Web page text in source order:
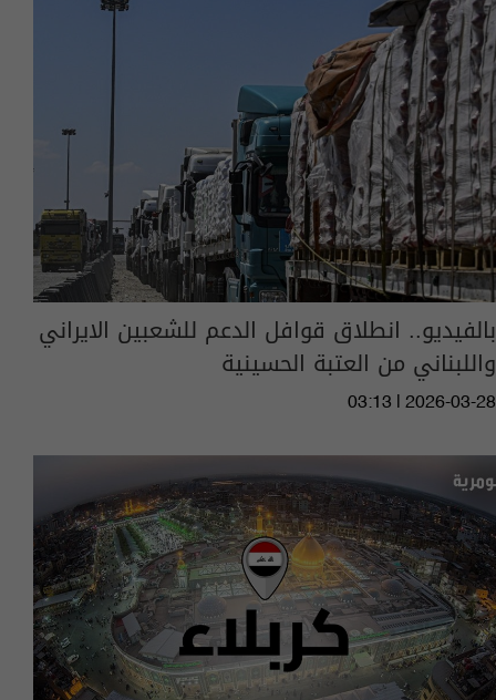
بالفيديو.. انطلاق قوافل الدعم للشعبين الايراني
واللبناني من العتبة الحسينية
03:13 | 2026-03-28